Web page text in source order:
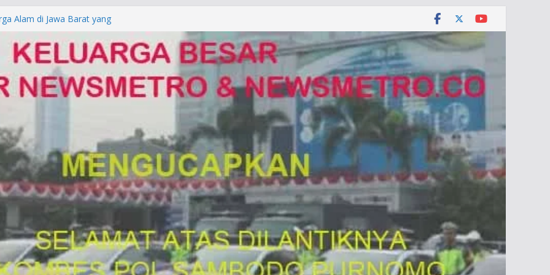
Alam di Jawa Barat yang
KUHAP Baru 2026, Tegaskan
Dipidana
DENPASAR DAN
POLDA BALI DIDUGA
ke Mabes Polri
Palsu, Kapolres
SIM